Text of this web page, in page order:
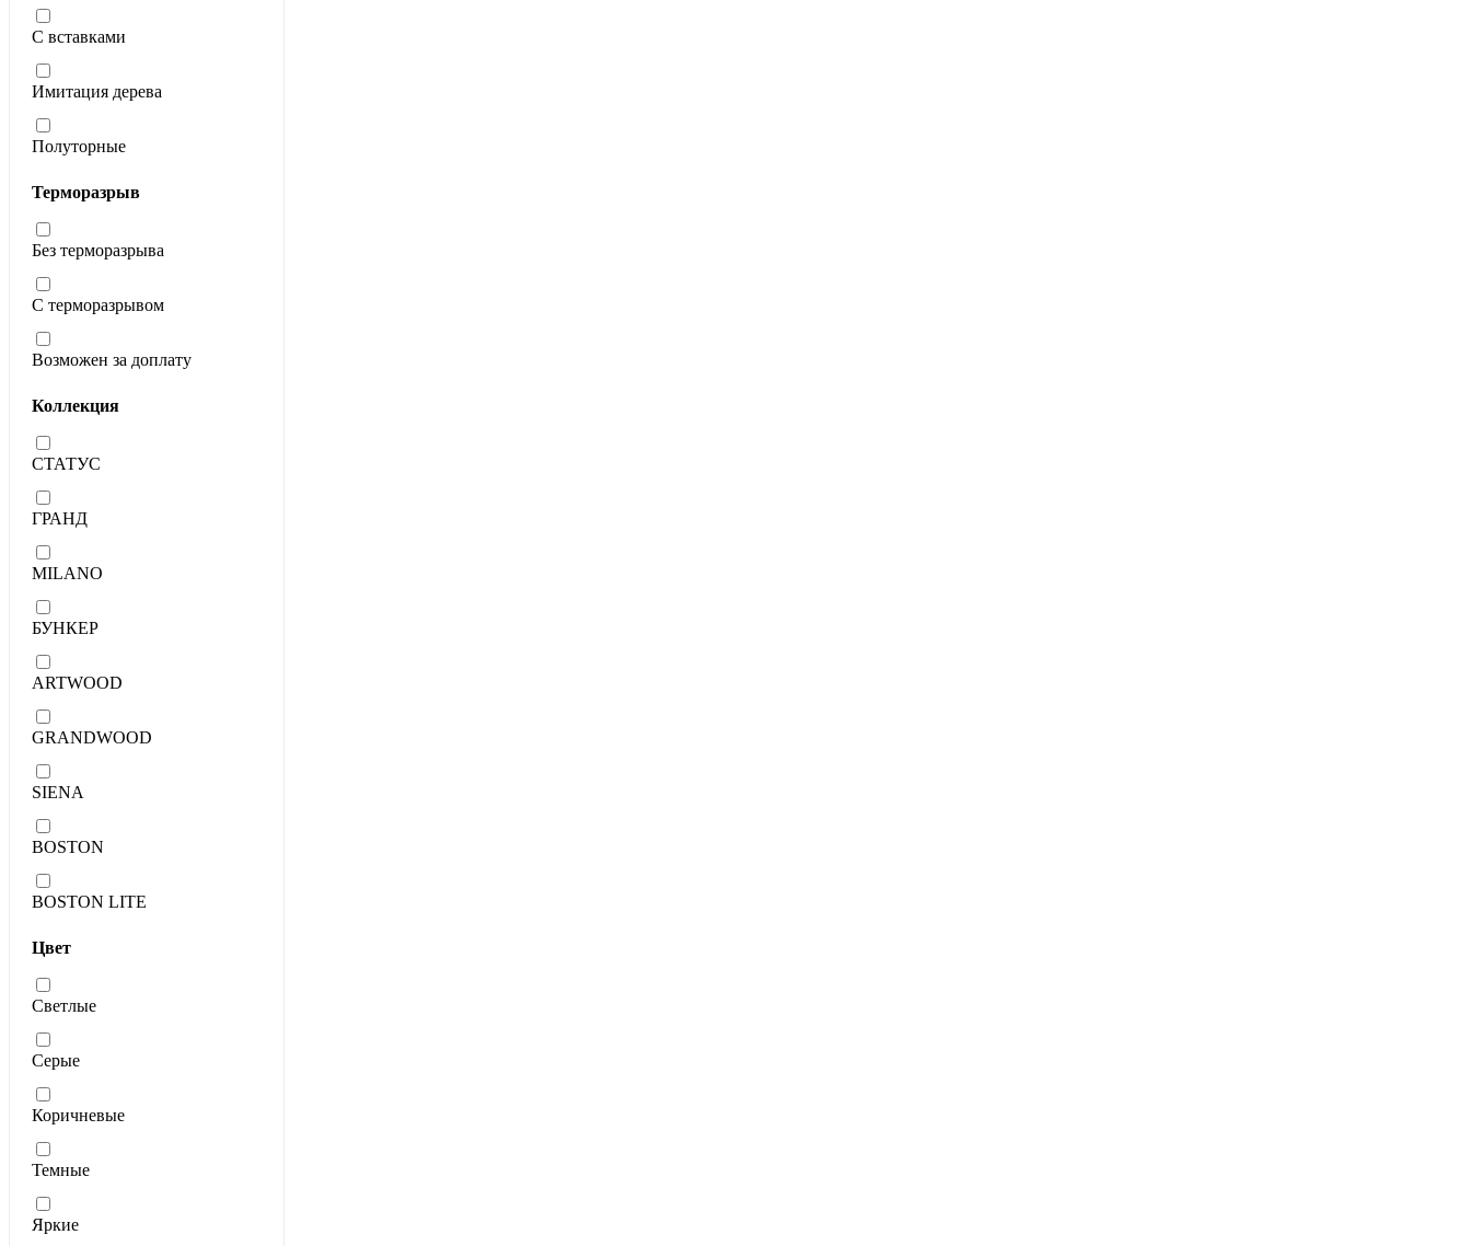
С вставками
Имитация дерева
Полуторные
Терморазрыв
Без терморазрыва
С терморазрывом
Возможен за доплату
Коллекция
СТАТУС
ГРАНД
MILANO
БУНКЕР
ARTWOOD
GRANDWOOD
SIENA
BOSTON
BOSTON LITE
Цвет
Светлые
Серые
Коричневые
Темные
Яркие